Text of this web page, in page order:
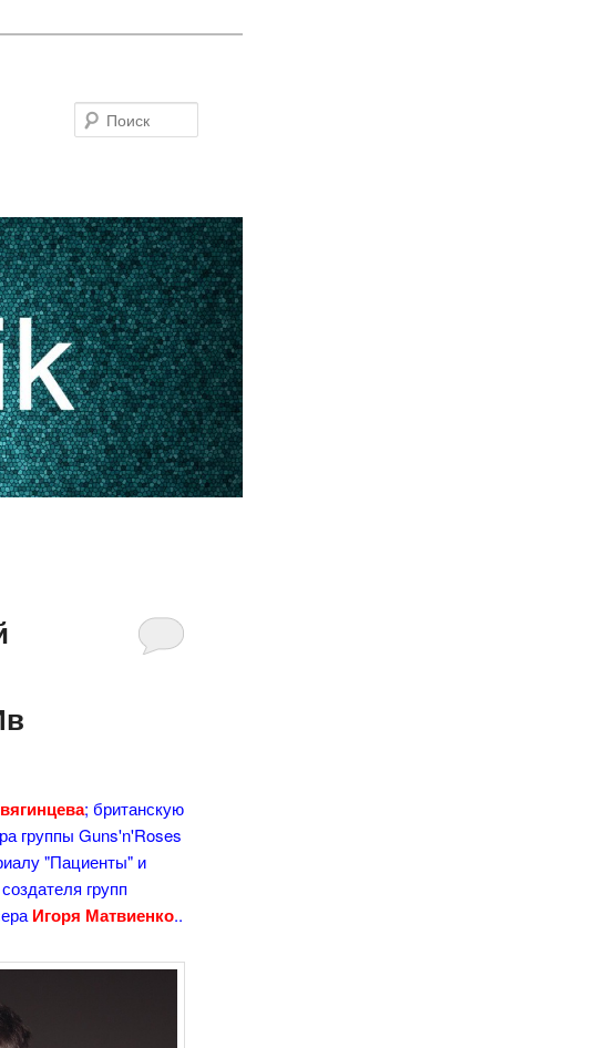
; британскую
группы Guns'n'Roses
"Пациенты" и
групп
Игоря Матвиенко..